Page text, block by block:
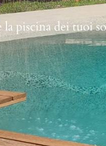
la piscina dei tuoi